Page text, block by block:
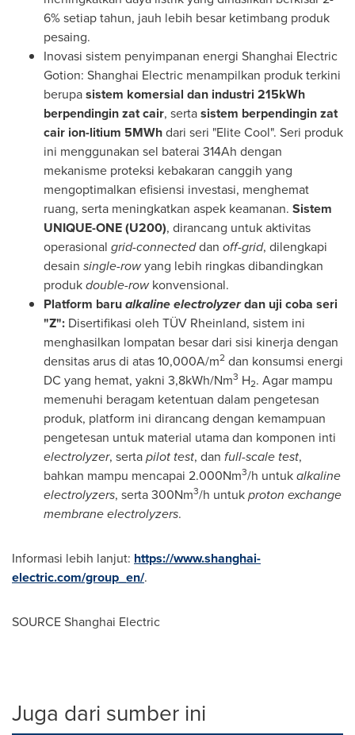
6% setiap tahun, jauh lebih besar ketimbang produk
pesaing.
Inovasi sistem penyimpanan energi Shanghai Electric
Gotion: Shanghai Electric menampilkan produk terkini
berupasistem komersial dan industri 215kWh
berpendingin zat cair, sertasistem berpendingin zat
cair ion-litium 5MWhdari seri "Elite Cool". Seri produk
ini menggunakan sel baterai 314Ah dengan
mekanisme proteksi kebakaran canggih yang
mengoptimalkan efisiensi investasi, menghemat
ruang, serta meningkatkan aspek keamanan. Sistem
UNIQUE-ONE (U200), dirancang untuk aktivitas
operasional grid-connecteddan off-grid, dilengkapi
desain single-rowyang lebih ringkas dibandingkan
produkdouble-rowkonvensional.
Platform barualkaline electrolyzerdan uji coba seri
"Z": Disertifikasi oleh TÜV Rheinland, sistem ini
menghasilkan lompatan besar dari sisi kinerja dengan
densitas arus di atas 10,000A/m2 dan konsumsi energi
DC yang hemat, yakni 3,8kWh/Nm3 H2. Agar mampu
memenuhi beragam ketentuan dalam pengetesan
produk, platform ini dirancang dengan kemampuan
pengetesan untuk material utama dan komponen inti
electrolyzer, sertapilot test, dan full-scale test,
bahkan mampu mencapai 2.000Nm3/h untukalkaline
electrolyzers, serta 300Nm3/h untukproton exchange
membrane electrolyzers.
Informasi lebih lanjut: https://www.shanghai-
electric.com/group_en/.
SOURCE Shanghai Electric
Juga dari sumber ini